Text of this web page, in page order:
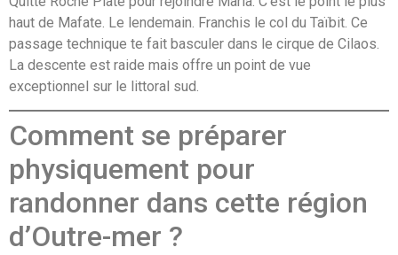
haut de Mafate. Le lendemain. Franchis le col du Taïbit. Ce
passage technique te fait basculer dans le cirque de Cilaos.
La descente est raide mais offre un point de vue
exceptionnel sur le littoral sud.
Comment se préparer
physiquement pour
randonner dans cette région
d’Outre-mer ?